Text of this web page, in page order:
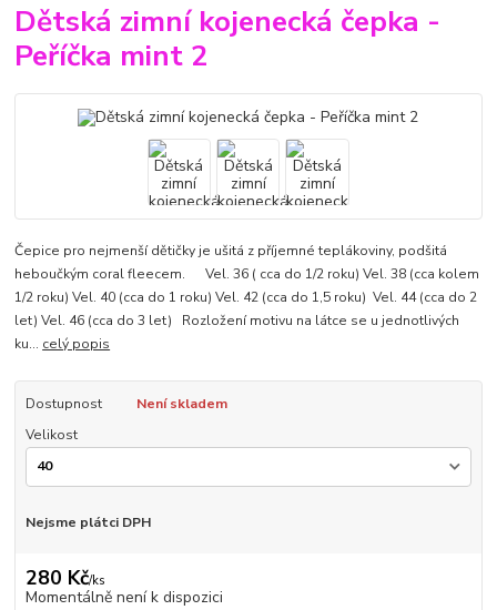
Dětská zimní kojenecká čepka -
Peříčka mint 2
Čepice pro nejmenší dětičky je ušitá z příjemné teplákoviny, podšitá
heboučkým coral fleecem. Vel. 36 ( cca do 1/2 roku) Vel. 38 (cca kolem
1/2 roku) Vel. 40 (cca do 1 roku) Vel. 42 (cca do 1,5 roku) Vel. 44 (cca do 2
let) Vel. 46 (cca do 3 let) Rozložení motivu na látce se u jednotlivých
ku... celý popis
Dostupnost
Není skladem
Velikost
Nejsme plátci DPH
280 Kč/ks
Momentálně není k dispozici